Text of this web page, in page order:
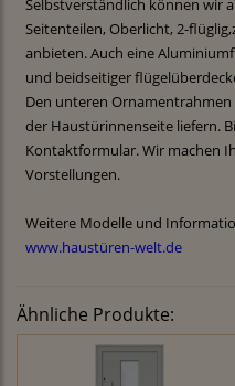
Selbstverständlich können wir
Seitenteilen, Oberlicht, 2-
anbieten. Auch eine
und beidseitiger
Den unteren
der Haustürinnenseite liefern.
Kontaktformular. Wir machen
Vorstellungen.
Weitere Modelle und
www.haustüren-welt.de
Ähnliche Produkte: